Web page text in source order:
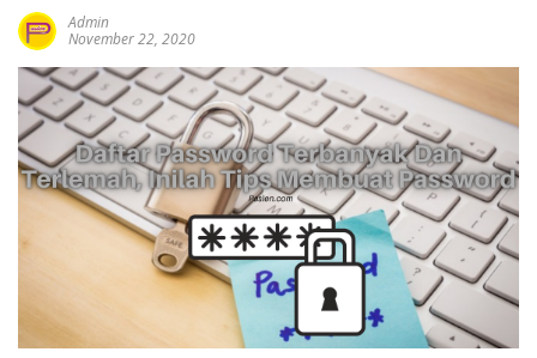
Admin
November 22, 2020